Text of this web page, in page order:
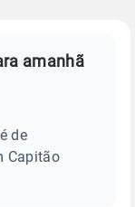
amanhã
de
Capitão